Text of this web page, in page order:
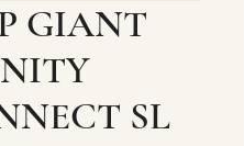
GIANT
SL